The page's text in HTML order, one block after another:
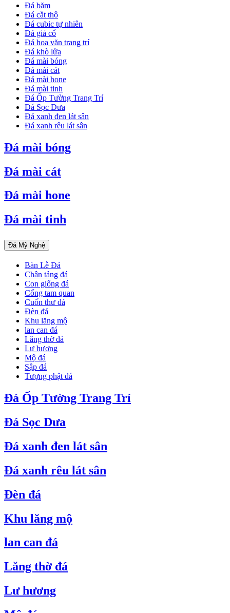
Đá băm
Đá cắt thô
Đá cubic tự nhiên
Đá giả cổ
Đá hoa văn trang trí
Đá khò lửa
Đá mài bóng
Đá mài cát
Đá mài hone
Đá mài tinh
Đá Ốp Tường Trang Trí
Đá Sọc Dưa
Đá xanh đen lát sân
Đá xanh rêu lát sân
Đá mài bóng
Đá mài cát
Đá mài hone
Đá mài tinh
Đá Mỹ Nghệ
Bàn Lễ Đá
Chân tảng đá
Con giống đá
Cổng tam quan
Cuốn thư đá
Đèn đá
Khu lăng mộ
lan can đá
Lăng thờ đá
Lư hương
Mộ đá
Sập đá
Tượng phật đá
Đá Ốp Tường Trang Trí
Đá Sọc Dưa
Đá xanh đen lát sân
Đá xanh rêu lát sân
Đèn đá
Khu lăng mộ
lan can đá
Lăng thờ đá
Lư hương